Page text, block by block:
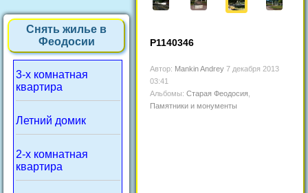
Снять жилье в
Феодосии
3-х комнатная
квартира
Летний домик
2-х комнатная
квартира
P1140346
Автор: Mankin Andrey 7 декабря 2013
03:41
Альбомы: Старая Феодосия
Памятники и монументы